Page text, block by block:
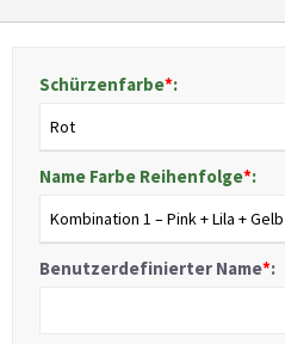
Schürzenfarbe*:
Rot
Name Farbe Reihenfolge*:
Kombination 1 – Pink + Lila +
Benutzerdefinierter Name*: